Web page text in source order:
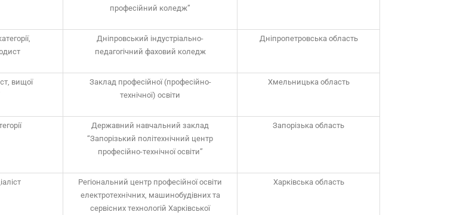
професійний коледж”
Дніпровський індустріально-
педагогічний фаховий коледж
Дніпропетровська область
вищої
Заклад професійної (професійно-
технічної) освіти
Хмельницька область
Державний навчальний заклад
“Запорізький політехнічний центр
професійно-технічної освіти”
Запорізька область
Регіональний центр професійної освіти
електротехнічних, машинобудівних та
сервісних технологій Харківської
Харківська область